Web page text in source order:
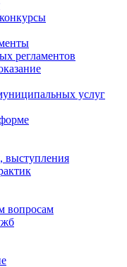
регламентов
услуг
выступления
вопросам